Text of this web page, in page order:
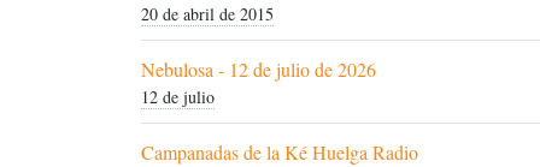
20 de abril de 2015
Nebulosa - 12 de julio de 2026
12 de julio
Campanadas de la Ké Huelga Radio